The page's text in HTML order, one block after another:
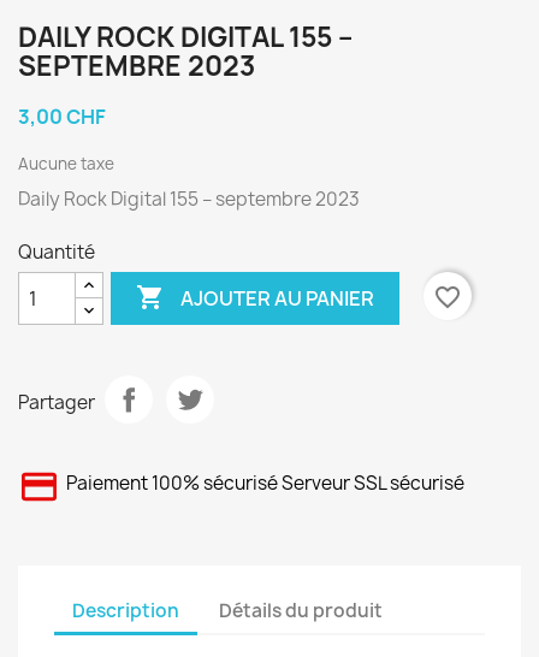
DAILY ROCK DIGITAL 155 –
SEPTEMBRE 2023
3,00 CHF
Aucune taxe
Daily Rock Digital 155 – septembre 2023
Quantité
 AJOUTER AU PANIER favorite_border
Partager
Paiement 100% sécurisé Serveur SSL sécurisé
Description Détails du produit